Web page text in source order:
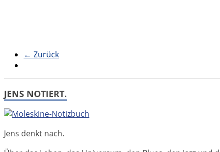
← Zurück
JENS NOTIERT.
Jens denkt nach.